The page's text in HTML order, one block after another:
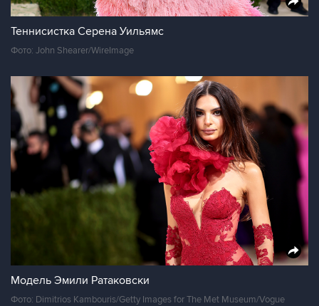
Теннисистка Серена Уильямс
Фото: John Shearer/WireImage
Модель Эмили Ратаковски
Фото: Dimitrios Kambouris/Getty Images for The Met Museum/Vogue